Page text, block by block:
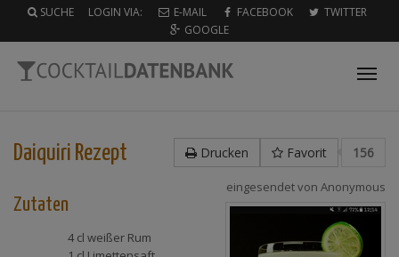
SUCHE LOGIN VIA: E-MAIL FACEBOOK
TWITTER
GOOGLE
Drucken Favorit 156
Daiquiri Rezept
eingesendet von Anonymous
Zutaten
4 cl weißer Rum